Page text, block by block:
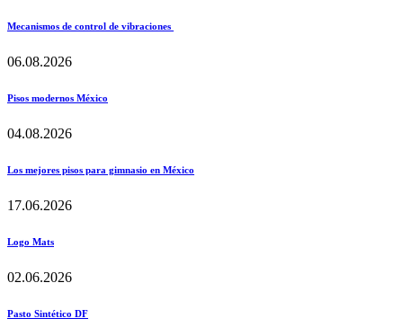
Mecanismos de control de vibraciones
06.08.2026
Pisos modernos México
04.08.2026
Los mejores pisos para gimnasio en México
17.06.2026
Logo Mats
02.06.2026
Pasto Sintético DF